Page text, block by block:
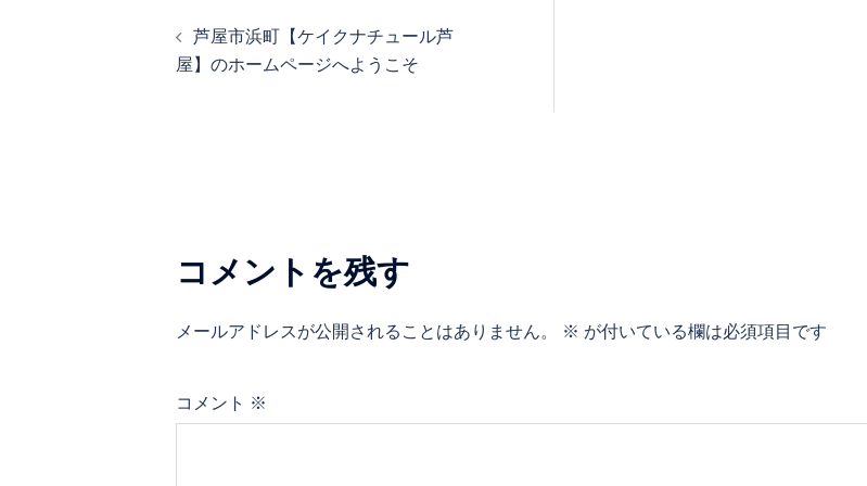
芦屋市浜町【ケイクナチュール芦
屋】のホームページへようこそ
コメントを残す
メールアドレスが公開されることはありません。 ※ が付いている欄は必須項目です
コメント ※